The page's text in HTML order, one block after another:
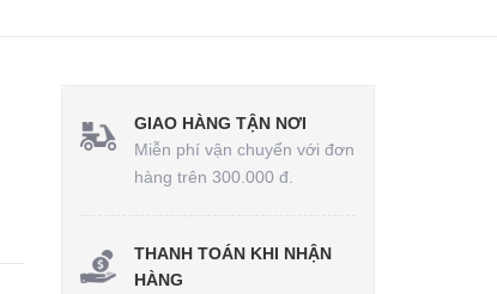
GIAO HÀNG TẬN NƠI
Miễn phí vận chuyển với đơn
hàng trên 300.000 đ.
THANH TOÁN KHI NHẬN
HÀNG